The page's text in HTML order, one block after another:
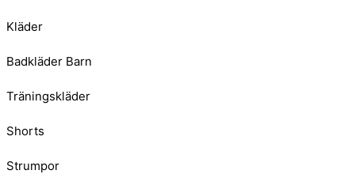
Kläder
Badkläder Barn
Träningskläder
Shorts
Strumpor